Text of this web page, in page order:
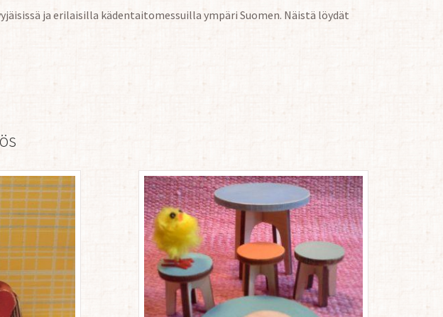
ja erilaisilla kädentaitomessuilla ympäri Suomen. Näistä löydät